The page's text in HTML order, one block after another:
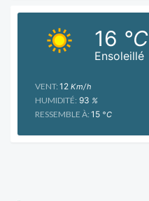
Ensoleillé
16 °C
VENT: 12 Km/h
HUMIDITÉ: 93 %
RESSEMBLE À: 15 °C